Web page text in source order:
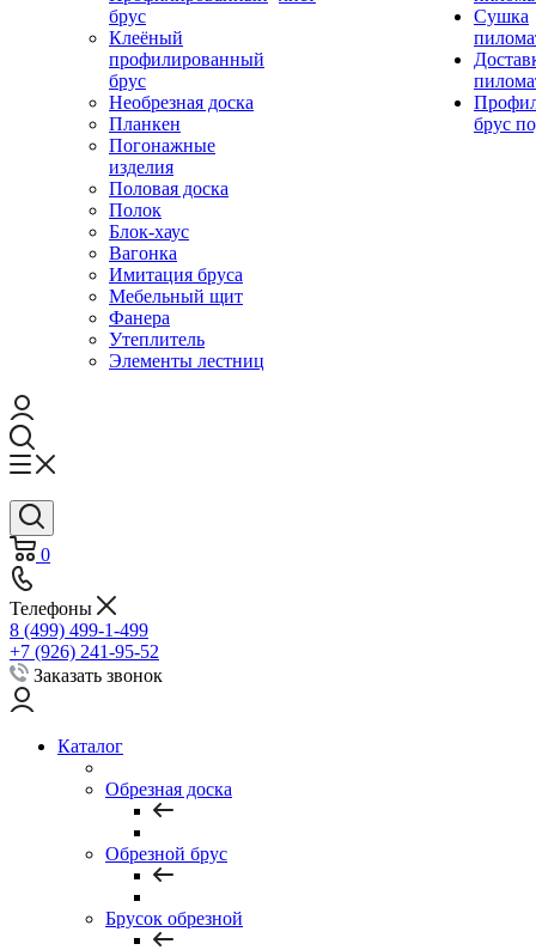
брус
Клеёный
профилированный
брус
Необрезная доска
Планкен
Погонажные
изделия
Половая доска
Полок
Блок-хаус
Вагонка
Имитация бруса
Мебельный щит
Фанера
Утеплитель
Элементы лестниц
Сушка
брус
0
Телефоны
8 (499) 499-1-499
+7 (926) 241-95-52
Заказать звонок
Каталог
Обрезная доска
Обрезной брус
Брусок обрезной